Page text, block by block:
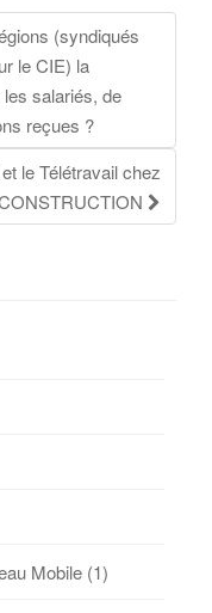
(syndiqués
le CIE) la
salariés, de
reçues ?
le Télétravail chez
Mobile (1)